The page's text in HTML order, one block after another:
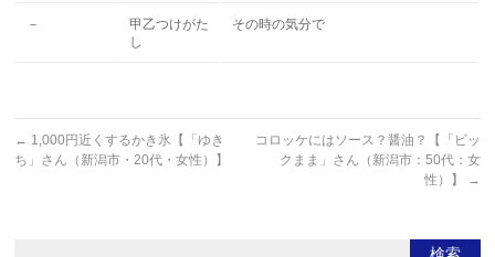
－
甲乙つけがた
し
その時の気分で
← 1,000円近くするかき氷【「ゆき
ち」さん（新潟市・20代・女性）】
コロッケにはソース？醤油？【「ビッ
クまま」さん（新潟市：50代：女
性）】
→